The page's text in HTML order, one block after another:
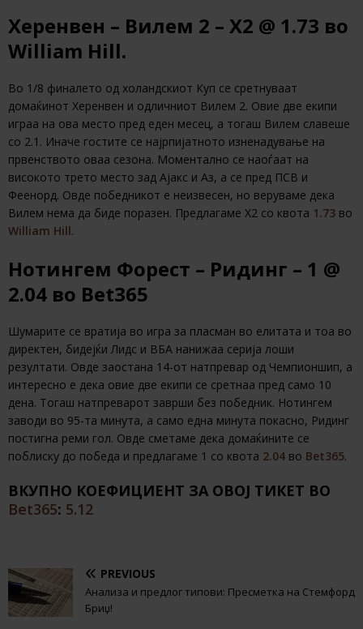
Херенвен – Вилем 2 – Х2 @ 1.73 во
William Hill.
Во 1/8 финалето од холандскиот Куп се сретнуваат
домаќинот Херенвен и одличниот Вилем 2. Овие две екипи
играа на ова место пред еден месец, а тогаш Вилем славеше
со 2.1. Иначе гостите се најрпијатното изненадување на
првенството оваа сезона. Моментално се наоѓаат на
високото трето место зад Ајакс и Аз, а се пред ПСВ и
Феенорд. Овде победникот е неизвесен, но веруваме дека
Вилем нема да биде поразен. Предлагаме Х2 со квота 1.73 во
William Hill.
Нотингем Форест – Ридинг – 1 @
2.04 во Bet365
Шумарите се вратија во игра за пласман во елитата и тоа во
директен, бидејќи Лидс и ВБА нанижаа серија лоши
резултати. Овде заостана 14-от натпревар од Чемпионшип, а
интересно е дека овие две екипи се сретнаа пред само 10
дена. Тогаш натпреварот заврши без победник. Нотингем
заводи во 95-та минута, а само една минута покасно, Ридинг
постигна реми гол. Овде сметаме дека домаќините се
поблиску до победа и предлагаме 1 со квота 2.04 во Bet365.
ВКУПНО КОЕФИЦИЕНТ ЗА ОВОЈ ТИКЕТ ВО
Bet365: 5.12
PREVIOUS
Анализа и предлог типови: Пресметка на Стемфорд
Бриџ!